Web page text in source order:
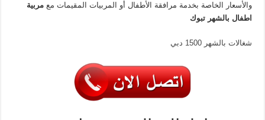
والأسعار الخاصة بخدمة مرافقة الأطفال أو المربيات المقيمات معمربية
اطفال بالشهر تبوك
شغالات بالشهر 1500 دبي